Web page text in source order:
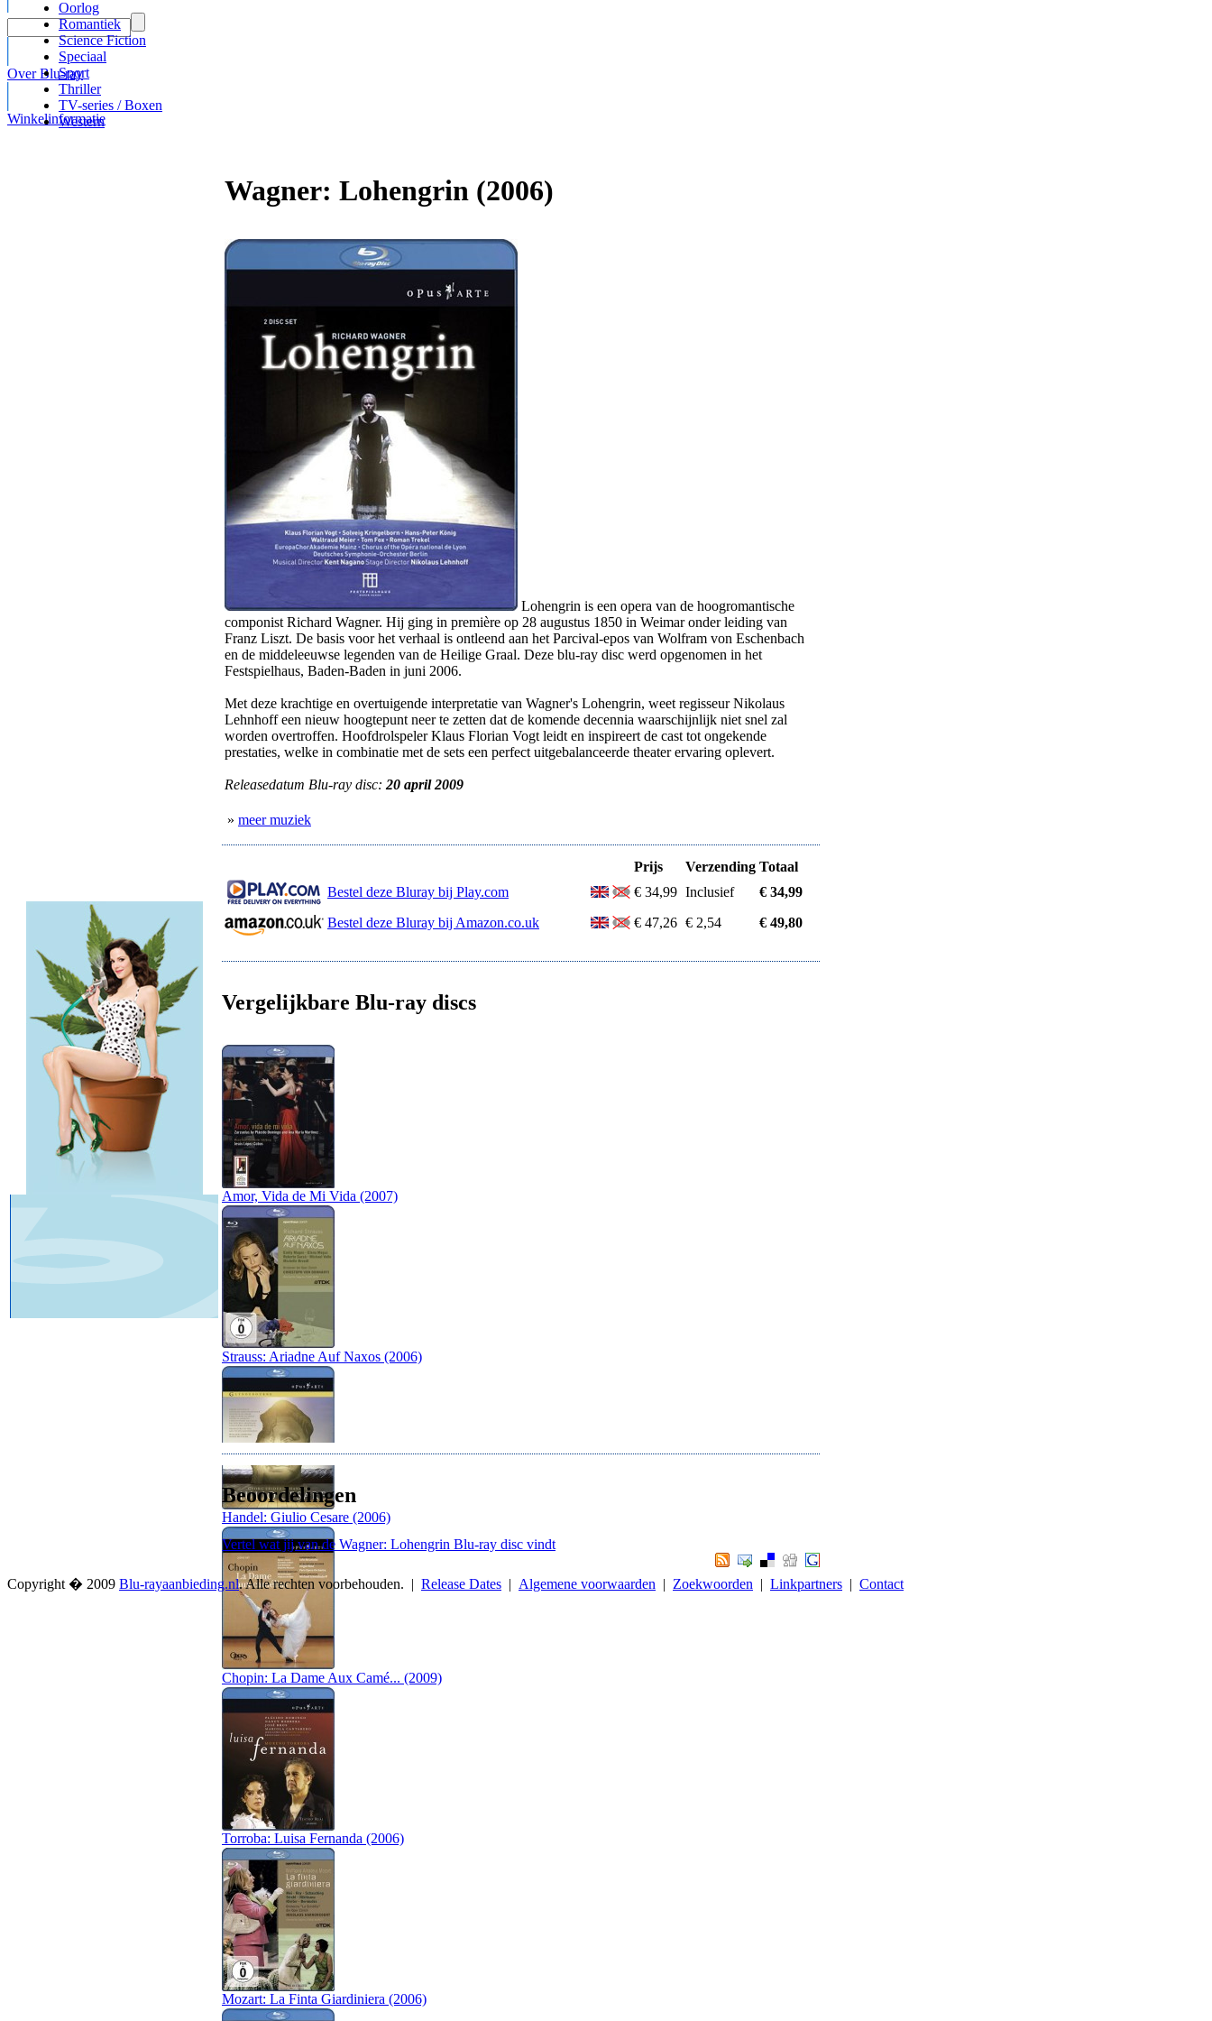
Over Blu-ray
Winkelinformatie
Oorlog
Romantiek
Science Fiction
Speciaal
Sport
Thriller
TV-series / Boxen
Western
Wagner: Lohengrin (2006)
Lohengrin is een opera van de hoogromantische
componist Richard Wagner. Hij ging in première op 28 augustus 1850 in Weimar onder leiding van
Franz Liszt. De basis voor het verhaal is ontleend aan het Parcival-epos van Wolfram von Eschenbach
en de middeleeuwse legenden van de Heilige Graal. Deze blu-ray disc werd opgenomen in het
Festspielhaus, Baden-Baden in juni 2006.
Met deze krachtige en overtuigende interpretatie van Wagner's Lohengrin, weet regisseur Nikolaus
Lehnhoff een nieuw hoogtepunt neer te zetten dat de komende decennia waarschijnlijk niet snel zal
worden overtroffen. Hoofdrolspeler Klaus Florian Vogt leidt en inspireert de cast tot ongekende
prestaties, welke in combinatie met de sets een perfect uitgebalanceerde theater ervaring oplevert.
Releasedatum Blu-ray disc: 20 april 2009
» meer muziek
Prijs Verzending Totaal
Bestel deze Bluray bij Play.com
€ 34,99 Inclusief
€ 34,99
Bestel deze Bluray bij Amazon.co.uk
€ 47,26 € 2,54 € 49,80
Vergelijkbare Blu-ray discs
Amor, Vida de Mi Vida (2007)
Strauss: Ariadne Auf Naxos (2006)
Handel: Giulio Cesare (2006)
Chopin: La Dame Aux Camé... (2009)
Torroba: Luisa Fernanda (2006)
Mozart: La Finta Giardiniera (2006)
Beoordelingen
Vertel wat jij van de Wagner: Lohengrin Blu-ray disc vindt
Copyright � 2009 Blu-rayaanbieding.nl. Alle rechten voorbehouden. | Release Dates | Algemene voorwaarden | Zoekwoorden | Linkpartners | Contact